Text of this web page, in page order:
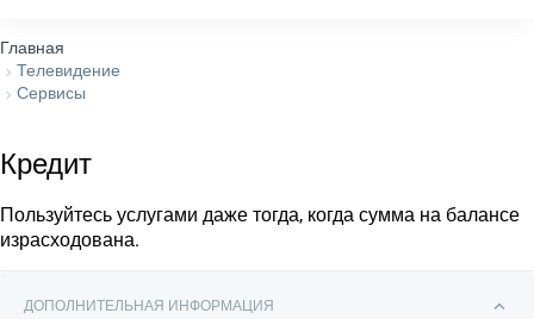
Главная
Телевидение
Сервисы
Кредит
Пользуйтесь услугами даже тогда, когда сумма на балансе
израсходована.
ДОПОЛНИТЕЛЬНАЯ ИНФОРМАЦИЯ